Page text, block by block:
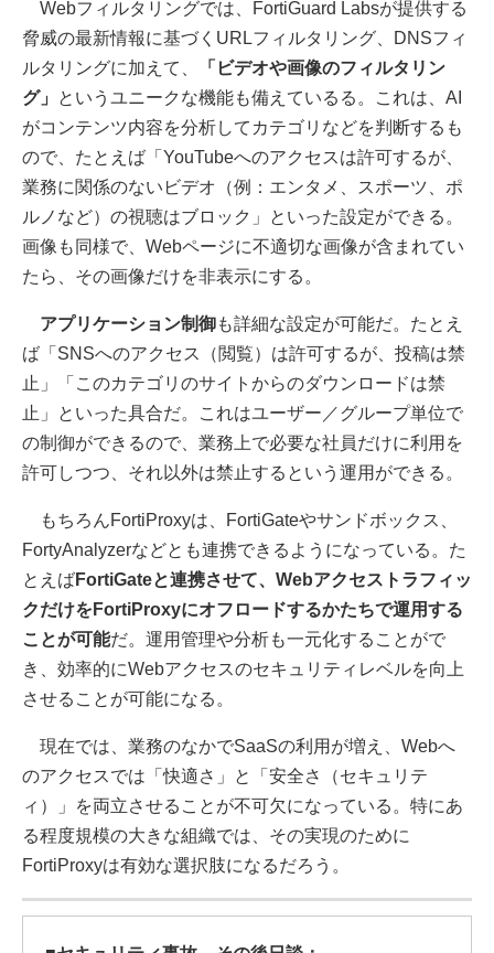
Webフィルタリングでは、FortiGuard Labsが提供する
脅威の最新情報に基づくURLフィルタリング、DNSフィ
ルタリングに加えて、
「ビデオや画像のフィルタリン
グ」
というユニークな機能も備えているる。これは、AI
がコンテンツ内容を分析してカテゴリなどを判断するも
ので、たとえば「YouTubeへのアクセスは許可するが、
業務に関係のないビデオ（例：エンタメ、スポーツ、ポ
ルノなど）の視聴はブロック」といった設定ができる。
画像も同様で、Webページに不適切な画像が含まれてい
たら、その画像だけを非表示にする。
アプリケーション制御も詳細な設定が可能だ。たとえ
ば「SNSへのアクセス（閲覧）は許可するが、投稿は禁
止」「このカテゴリのサイトからのダウンロードは禁
止」といった具合だ。これはユーザー／グループ単位で
の制御ができるので、業務上で必要な社員だけに利用を
許可しつつ、それ以外は禁止するという運用ができる。
もちろんFortiProxyは、FortiGateやサンドボックス、
FortyAnalyzerなどとも連携できるようになっている。た
とえばFortiGateと連携させて、Webアクセストラフィッ
クだけをFortiProxyにオフロードするかたちで運用する
ことが可能だ。運用管理や分析も一元化することがで
き、効率的にWebアクセスのセキュリティレベルを向上
させることが可能になる。
現在では、業務のなかでSaaSの利用が増え、Webへ
のアクセスでは「快適さ」と「安全さ（セキュリテ
ィ）」を両立させることが不可欠になっている。特にあ
る程度規模の大きな組織では、その実現のために
FortiProxyは有効な選択肢になるだろう。